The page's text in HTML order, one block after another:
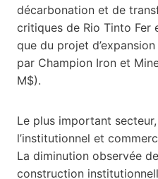
décarbonation et de
critiques de Rio Tinto Fer
que du projet
par Champion Iron et
M$).
Le plus important
l’institutionnel et
La diminution observée
construction